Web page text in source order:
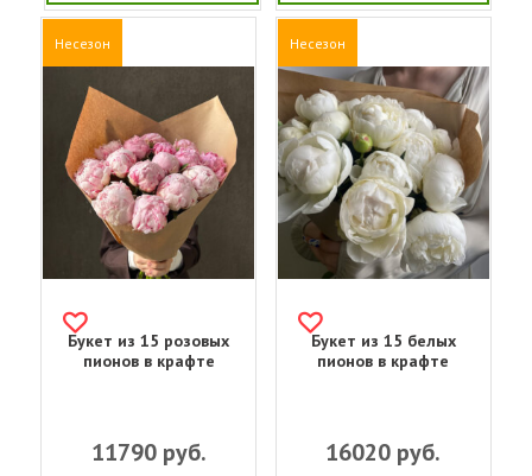
Несезон
Букет из 15 розовых
пионов в крафте
11790руб.
Несезон
Букет из 15 белых
пионов в крафте
16020 руб.